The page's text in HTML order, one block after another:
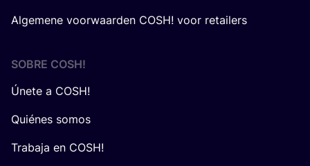
Algemene voorwaarden COSH! voor retailers
SOBRE COSH!
Únete a COSH!
Quiénes somos
Trabaja en COSH!